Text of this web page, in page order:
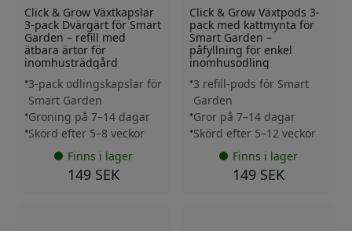
Click & Grow Växtkapslar
3-pack Dvärgärt för Smart
Garden – refill med
ätbara ärtor för
inomhusträdgård
3-pack odlingskapslar för
Smart Garden
Groning på 7–14 dagar
Skörd efter 5–8 veckor
Finns i lager
149 SEK
Click & Grow Växtpods 3-
pack med kattmynta för
Smart Garden –
påfyllning för enkel
inomhusodling
3 refill-pods för Smart
Garden
Gror på 7–14 dagar
Skörd efter 5–12 veckor
Finns i lager
149 SEK